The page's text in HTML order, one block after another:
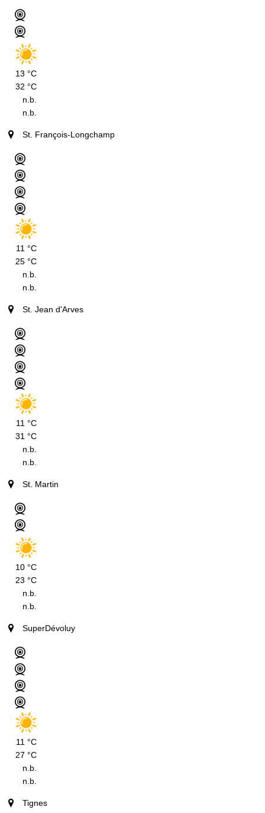
13 °C
32 °C
n.b.
n.b.
St. François-Longchamp
11 °C
25 °C
n.b.
n.b.
St. Jean d'Arves
11 °C
31 °C
n.b.
n.b.
St. Martin
10 °C
23 °C
n.b.
n.b.
SuperDévoluy
11 °C
27 °C
n.b.
n.b.
Tignes